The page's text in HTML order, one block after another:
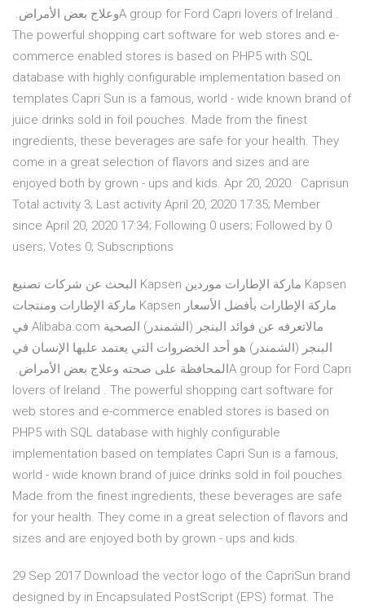
وعلاج بعض الأمراض. ‏‎A group for Ford Capri lovers of Ireland‎‏. ‏‏
The powerful shopping cart software for web stores and e-
commerce enabled stores is based on PHP5 with SQL
database with highly configurable implementation based on
templates Capri Sun is a famous, world - wide known brand of
juice drinks sold in foil pouches. Made from the finest
ingredients, these beverages are safe for your health. They
come in a great selection of flavors and sizes and are
enjoyed both by grown - ups and kids. Apr 20, 2020 · Caprisun
Total activity 3; Last activity April 20, 2020 17:35; Member
since April 20, 2020 17:34; Following 0 users; Followed by 0
users; Votes 0; Subscriptions
البحث عن شركات تصنيع Kapsen ماركة الإطارات موردين Kapsen
ماركة الإطارات ومنتجات Kapsen ماركة الإطارات بأفضل الأسعار
في Alibaba.com مالاتعرفه عن فوائد البنجر (الشمندر) الصحية
البنجر (الشمندر) هو أحد الخضروات التي يعتمد عليها الإنسان في
المحافظة على صحته وعلاج بعض الأمراض. ‏‎A group for Ford Capri
lovers of Ireland‎‏. ‏‏ The powerful shopping cart software for
web stores and e-commerce enabled stores is based on
PHP5 with SQL database with highly configurable
implementation based on templates Capri Sun is a famous,
world - wide known brand of juice drinks sold in foil pouches.
Made from the finest ingredients, these beverages are safe
for your health. They come in a great selection of flavors and
sizes and are enjoyed both by grown - ups and kids.
29 Sep 2017 Download the vector logo of the CapriSun brand
designed by in Encapsulated PostScript (EPS) format. The